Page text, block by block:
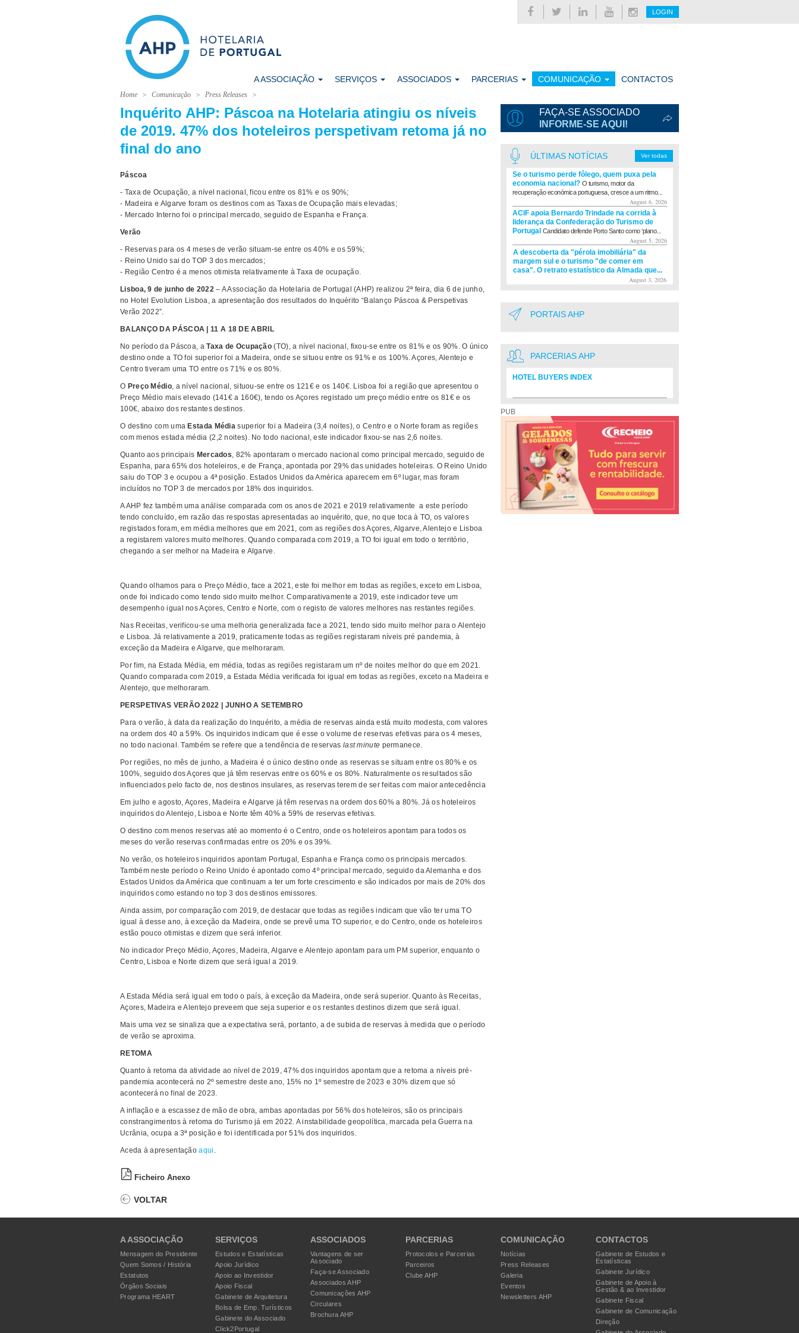
LOGIN
A ASSOCIAÇÃO SERVIÇOS ASSOCIADOS PARCERIAS COMUNICAÇÃO CONTACTOS
Home Comunicação Press Releases
Inquérito AHP: Páscoa na Hotelaria atingiu os níveis
de 2019. 47% dos hoteleiros perspetivam retoma já no
final do ano
Páscoa
- Taxa de Ocupação, a nível nacional, ficou entre os 81% e os 90%;
- Madeira e Algarve foram os destinos com as Taxas de Ocupação mais elevadas;
- Mercado Interno foi o principal mercado, seguido de Espanha e França.
Verão
- Reservas para os 4 meses de verão situam-se entre os 40% e os 59%;
- Reino Unido sai do TOP 3 dos mercados;
- Região Centro é a menos otimista relativamente à Taxa de ocupação.
Lisboa, 9 de junho de 2022– A Associação da Hotelaria de Portugal (AHP) realizou 2ª feira, dia 6 de junho,
no Hotel Evolution Lisboa, a apresentação dos resultados do Inquérito “Balanço Páscoa & Perspetivas
Verão 2022”.
BALANÇO DA PÁSCOA | 11 A 18 DE ABRIL
No período da Páscoa, aTaxa de Ocupação (TO), a nível nacional, fixou-se entre os 81% e os 90%. O único
destino onde a TO foi superior foi a Madeira, onde se situou entre os 91% e os 100%. Açores, Alentejo e
Centro tiveram uma TO entre os 71% e os 80%.
O Preço Médio, a nível nacional, situou-se entre os 121€ e os 140€. Lisboa foi a região que apresentou o
Preço Médio mais elevado (141€ a 160€), tendo os Açores registado um preço médio entre os 81€ e os
100€, abaixo dos restantes destinos.
O destino com uma Estada Média superior foi a Madeira (3,4 noites), o Centro e o Norte foram as regiões
com menos estada média (2,2 noites). No todo nacional, este indicador fixou-se nas 2,6 noites.
Quanto aos principais Mercados, 82% apontaram o mercado nacional como principal mercado, seguido de
Espanha, para 65% dos hoteleiros, e de França, apontada por 29% das unidades hoteleiras. O Reino Unido
saiu do TOP 3 e ocupou a 4ª posição. Estados Unidos da América aparecem em 6º lugar, mas foram
incluídos no TOP 3 de mercados por 18% dos inquiridos.
A AHP fez também uma análise comparada com os anos de 2021 e 2019 relativamente a este período
tendo concluído, em razão das respostas apresentadas ao inquérito, que, no que toca à TO, os valores
registados foram, em média melhores que em 2021, com as regiões dos Açores, Algarve, Alentejo e Lisboa
a registarem valores muito melhores. Quando comparada com 2019, a TO foi igual em todo o território,
chegando a ser melhor na Madeira e Algarve.
Quando olhamos para o Preço Médio, face a 2021, este foi melhor em todas as regiões, exceto em Lisboa,
onde foi indicado como tendo sido muito melhor. Comparativamente a 2019, este indicador teve um
desempenho igual nos Açores, Centro e Norte, com o registo de valores melhores nas restantes regiões.
Nas Receitas, verificou-se uma melhoria generalizada face a 2021, tendo sido muito melhor para o Alentejo
e Lisboa. Já relativamente a 2019, praticamente todas as regiões registaram níveis pré pandemia, à
exceção da Madeira e Algarve, que melhoraram.
Por fim, na Estada Média, em média, todas as regiões registaram um nº de noites melhor do que em 2021.
Quando comparada com 2019, a Estada Média verificada foi igual em todas as regiões, exceto na Madeira e
Alentejo, que melhoraram.
PERSPETIVAS VERÃO 2022 | JUNHO A SETEMBRO
Para o verão, à data da realização do Inquérito, a média de reservas ainda está muito modesta, com valores
na ordem dos 40 a 59%. Os inquiridos indicam que é esse o volume de reservas efetivas para os 4 meses,
no todo nacional. Também se refere que a tendência de reservas last minute permanece.
Por regiões, no mês de junho, a Madeira é o único destino onde as reservas se situam entre os 80% e os
100%, seguido dos Açores que já têm reservas entre os 60% e os 80%. Naturalmente os resultados são
influenciados pelo facto de, nos destinos insulares, as reservas terem de ser feitas com maior antecedência
Em julho e agosto, Açores, Madeira e Algarve já têm reservas na ordem dos 60% a 80%. Já os hoteleiros
inquiridos do Alentejo, Lisboa e Norte têm 40% a 59% de reservas efetivas.
O destino com menos reservas até ao momento é o Centro, onde os hoteleiros apontam para todos os
meses do verão reservas confirmadas entre os 20% e os 39%.
No verão, os hoteleiros inquiridos apontam Portugal, Espanha e França como os principais mercados.
Também neste período o Reino Unido é apontado como 4º principal mercado, seguido da Alemanha e dos
Estados Unidos da América que continuam a ter um forte crescimento e são indicados por mais de 20% dos
inquiridos como estando no top 3 dos destinos emissores.
Ainda assim, por comparação com 2019, de destacar que todas as regiões indicam que vão ter uma TO
igual à desse ano, à exceção da Madeira, onde se prevê uma TO superior, e do Centro, onde os hoteleiros
estão pouco otimistas e dizem que será inferior.
No indicador Preço Médio, Açores, Madeira, Algarve e Alentejo apontam para um PM superior, enquanto o
Centro, Lisboa e Norte dizem que será igual a 2019.
A Estada Média será igual em todo o país, à exceção da Madeira, onde será superior. Quanto às Receitas,
Açores, Madeira e Alentejo preveem que seja superior e os restantes destinos dizem que será igual.
Mais uma vez se sinaliza que a expectativa será, portanto, a de subida de reservas à medida que o período
de verão se aproxima.
RETOMA
Quanto à retoma da atividade ao nível de 2019, 47% dos inquiridos apontam que a retoma a níveis pré-
pandemia acontecerá no 2º semestre deste ano, 15% no 1º semestre de 2023 e 30% dizem que só
acontecerá no final de 2023.
A inflação e a escassez de mão de obra, ambas apontadas por 56% dos hoteleiros, são os principais
constrangimentos à retoma do Turismo já em 2022. A instabilidade geopolítica, marcada pela Guerra na
Ucrânia, ocupa a 3ª posição e foi identificada por 51% dos inquiridos.
Aceda à apresentaçãoaqui .
Ficheiro Anexo
VOLTAR
FAÇA-SE ASSOCIADO
INFORME-SE AQUI!
Ver todas
ÚLTIMAS NOTÍCIAS
Se o turismo perde fôlego, quem puxa pela
economia nacional? O turismo, motor da
recuperação económica portuguesa, cresce a um ritmo...
August 6, 2026
ACIF apoia Bernardo Trindade na corrida à
liderança da Confederação do Turismo de
Portugal Candidato defende Porto Santo como ‘plano...
August 5, 2026
A descoberta da "pérola imobiliária" da
margem sul e o turismo "de comer em
casa". O retrato estatístico da Almada que...
August 3, 2026
PORTAIS AHP
PARCERIAS AHP
HOTEL BUYERS INDEX
PUB
A ASSOCIAÇÃO
Mensagem do Presidente
Quem Somos / História
Estatutos
Órgãos Sociais
Programa HEART
SERVIÇOS
Estudos e Estatísticas
Apoio Jurídico
Apoio ao Investidor
Apoio Fiscal
Gabinete de Arquitetura
Bolsa de Emp. Turísticos
Gabinete do Associado
Click2Portugal
ASSOCIADOS
Vantagens de ser
Associado
Faça-se Associado
Associados AHP
Comunicações AHP
Circulares
Brochura AHP
PARCERIAS
Protocolos e Parcerias
Parceiros
Clube AHP
COMUNICAÇÃO
Notícias
Press Releases
Galeria
Eventos
Newsletters AHP
CONTACTOS
Gabinete de Estudos e
Estatísticas
Gabinete Jurídico
Gabinete de Apoio à
Gestão & ao Investidor
Gabinete Fiscal
Gabinete de Comunicação
Direção